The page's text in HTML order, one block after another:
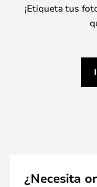
¡Etiqueta tus
¿Necesita